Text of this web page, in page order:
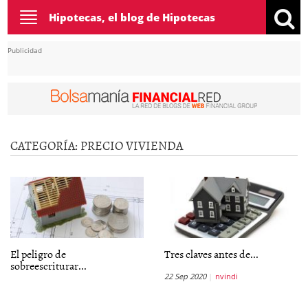
Toggle
navigation
Hipotecas, el blog de Hipotecas
Publicidad
CATEGORÍA: PRECIO VIVIENDA
El peligro de
sobreescriturar...
Tres claves antes de...
22 Sep 2020 nvindi